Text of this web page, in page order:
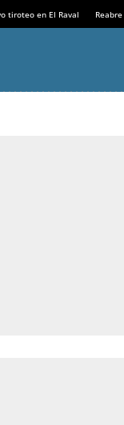
tiroteo en El Raval